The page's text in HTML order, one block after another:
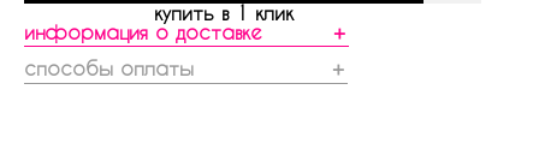
купить в 1 клик
информация о доставке
＋
способы оплаты
＋